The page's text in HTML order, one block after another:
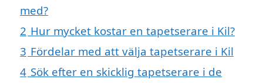
med?
2 Hur mycket kostar en tapetserare i Kil?
3 Fördelar med att välja tapetserare i Kil
4 Sök efter en skicklig tapetserare i de